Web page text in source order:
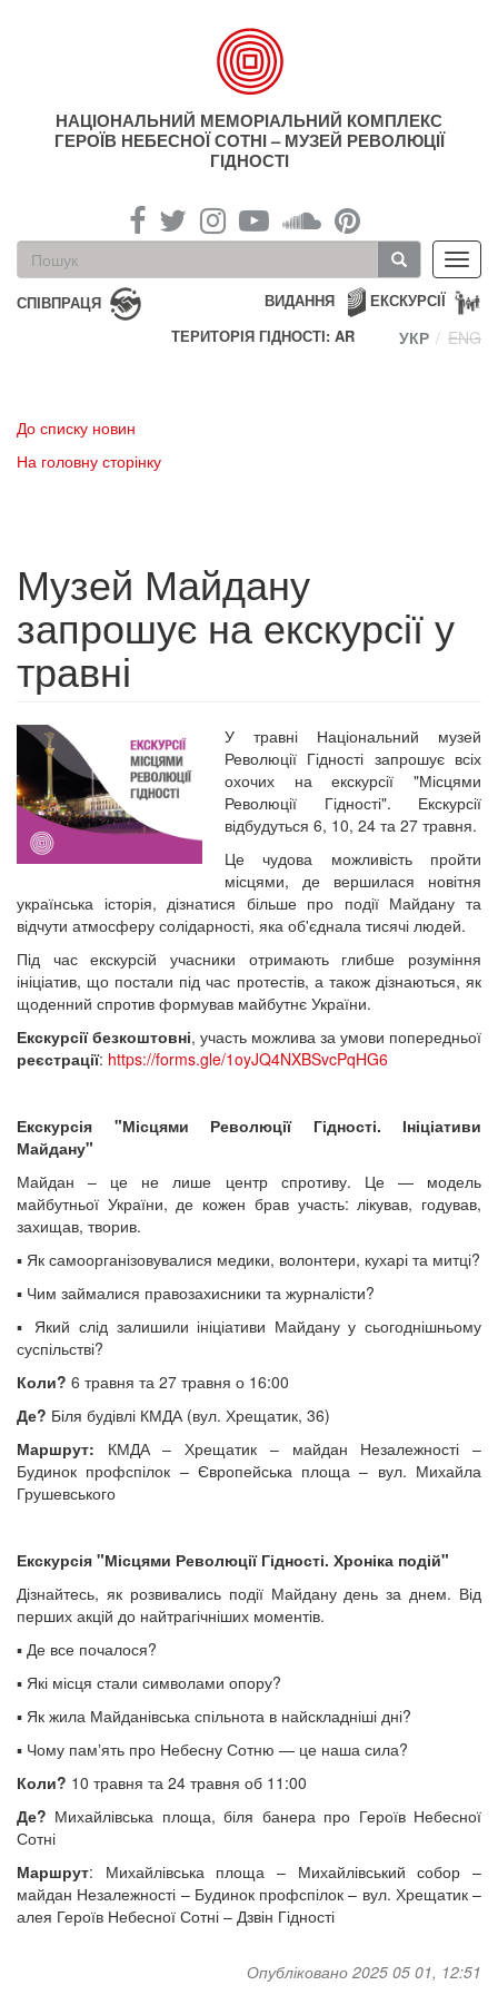
НАЦІОНАЛЬНИЙ МЕМОРІАЛЬНИЙ КОМПЛЕКС
ГЕРОЇВ НЕБЕСНОЇ СОТНІ – МУЗЕЙ РЕВОЛЮЦІЇ
ГІДНОСТІ
Пошукова
форма
Пошук
СПІВПРАЦЯ ЕКСКУРСІЇ
ВИДАННЯ
ТЕРИТОРІЯ ГІДНОСТІ: AR
УКР ENG
До списку новин
На головну сторінку
Музей Майдану
запрошує на екскурсії у
травні
У травні Національний музей
Революції Гідності запрошує всіх
охочих на екскурсії "Місцями
Революції Гідності". Екскурсії
відбудуться 6, 10, 24 та 27 травня.
Це чудова можливість пройти
місцями, де вершилася новітня
українська історія, дізнатися більше про події Майдану та
відчути атмосферу солідарності, яка об'єднала тисячі людей.
Під час екскурсій учасники отримають глибше розуміння
ініціатив, що постали під час протестів, а також дізнаються, як
щоденний спротив формував майбутнє України.
Екскурсії безкоштовні, участь можлива за умови попередньої
реєстрації: https://forms.gle/1oyJQ4NXBSvcPqHG6
Екскурсія "Місцями Революції Гідності. Ініціативи
Майдану"
Майдан – це не лише центр спротиву. Це — модель
майбутньої України, де кожен брав участь: лікував, годував,
захищав, творив.
▪️ Як самоорганізовувалися медики, волонтери, кухарі та митці?
▪️ Чим займалися правозахисники та журналісти?
▪️ Який слід залишили ініціативи Майдану у сьогоднішньому
суспільстві?
Коли? 6 травня та 27 травня о 16:00
Де? Біля будівлі КМДА (вул. Хрещатик, 36)
Маршрут: КМДА – Хрещатик – майдан Незалежності –
Будинок профспілок – Європейська площа – вул. Михайла
Грушевського
Екскурсія "Місцями Революції Гідності. Хроніка подій"
Дізнайтесь, як розвивались події Майдану день за днем. Від
перших акцій до найтрагічніших моментів.
▪️ Де все почалося?
▪️ Які місця стали символами опору?
▪️ Як жила Майданівська спільнота в найскладніші дні?
▪️ Чому памʼять про Небесну Сотню — це наша сила?
Коли? 10 травня та 24 травня об 11:00
Де? Михайлівська площа, біля банера про Героїв Небесної
Сотні
Маршрут: Михайлівська площа – Михайлівський собор –
майдан Незалежності – Будинок профспілок – вул. Хрещатик –
алея Героїв Небесної Сотні – Дзвін Гідності
Опубліковано 2025 05 01, 12:51